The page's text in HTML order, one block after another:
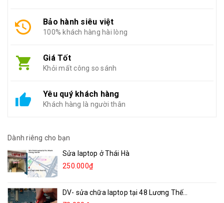
Bảo hành siêu việt
100% khách hàng hài lòng
Giá Tốt
Khỏi mất công so sánh
Yêu quý khách hàng
Khách hàng là người thân
Dành riêng cho bạn
Sửa laptop ở Thái Hà
250.000₫
DV- sửa chữa laptop tại 48 Lương Thế...